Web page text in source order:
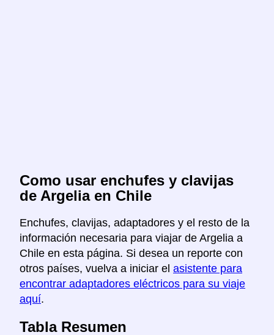
Como usar enchufes y clavijas
de Argelia en Chile
Enchufes, clavijas, adaptadores y el resto de la
información necesaria para viajar de Argelia a
Chile en esta página. Si desea un reporte con
otros países, vuelva a iniciar el asistente para
encontrar adaptadores eléctricos para su viaje
aquí.
Tabla Resumen